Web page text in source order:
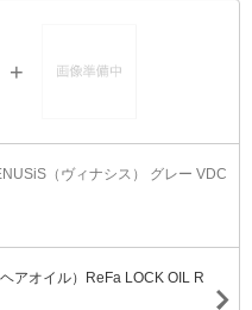
（ヴィナシス） グレー VDC
アオイル）ReFa LOCK OIL R